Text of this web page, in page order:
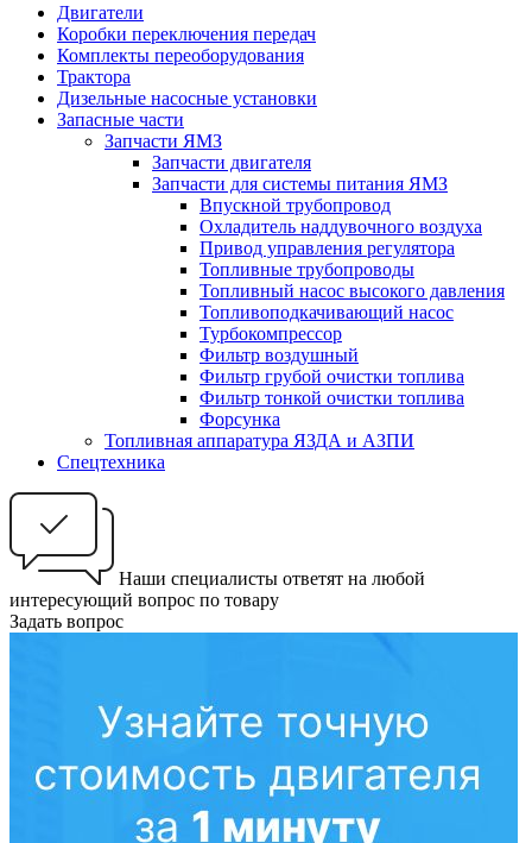
Двигатели
Коробки переключения передач
Комплекты переоборудования
Трактора
Дизельные насосные установки
Запасные части
Запчасти ЯМЗ
Запчасти двигателя
Запчасти для системы питания ЯМЗ
Впускной трубопровод
Охладитель наддувочного воздуха
Привод управления регулятора
Топливные трубопроводы
Топливный насос высокого давления
Топливоподкачивающий насос
Турбокомпрессор
Фильтр воздушный
Фильтр грубой очистки топлива
Фильтр тонкой очистки топлива
Форсунка
Топливная аппаратура ЯЗДА и АЗПИ
Спецтехника
Наши специалисты ответят на любой
интересующий вопрос по товару
Задать вопрос